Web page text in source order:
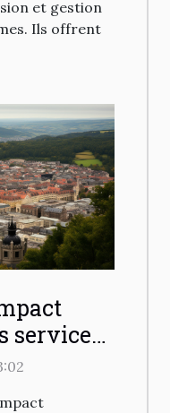
et gestion
Ils offrent
services
à